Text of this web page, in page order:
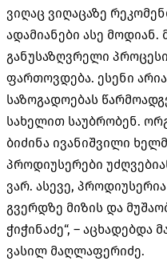
ვიღაც ვიღაცაზე
ადამიანები ასე მოდიან.
განუსაზღვრელი
ფართოვდება. ესენი
საზოგადოებას
სახელით საუბრობენ.
ბიძინა ივანიშვილი
პროდიუსერები
ვარ. ასევე, პროდიუსერია
გვერდზე მიზის და
ჭიჭინაძე“, – აცხადებდა
ვასილ მაღლაფერიძე.